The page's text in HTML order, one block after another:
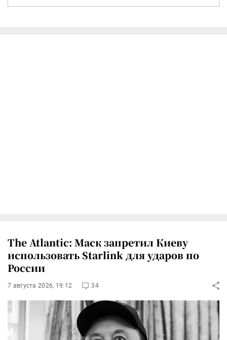
The Atlantic: Маск запретил Киеву
использовать Starlink для ударов по
России
7 августа 2026, 19:12 34